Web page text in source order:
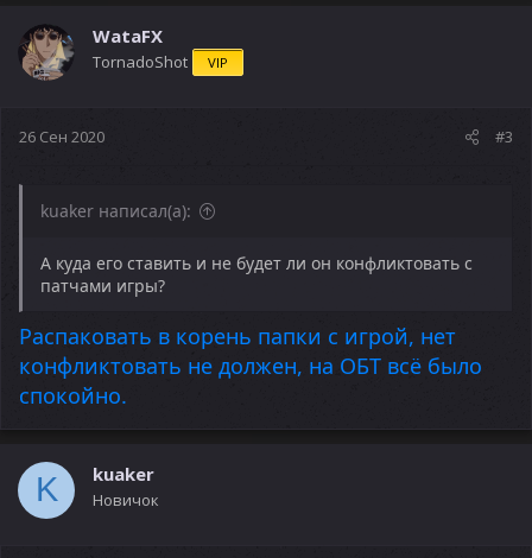
WataFX
TornadoShot VIP
26 Сен 2020 #3
kuaker написал(а):
А куда его ставить и не будет ли он конфликтовать с
патчами игры?
Распаковать в корень папки с игрой, нет
конфликтовать не должен, на ОБТ всё было
спокойно.
K kuaker
Новичок